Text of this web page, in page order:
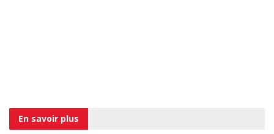
En savoir plus